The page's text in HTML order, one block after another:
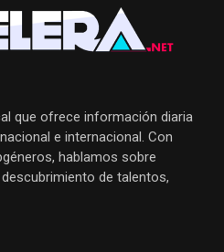
que ofrece información diaria
e internacional. Con
hablamos sobre
de talentos,